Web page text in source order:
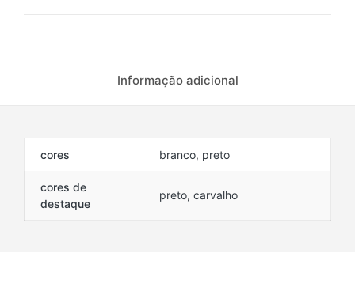
Informação adicional
cores branco, preto
cores de
destaque
preto, carvalho